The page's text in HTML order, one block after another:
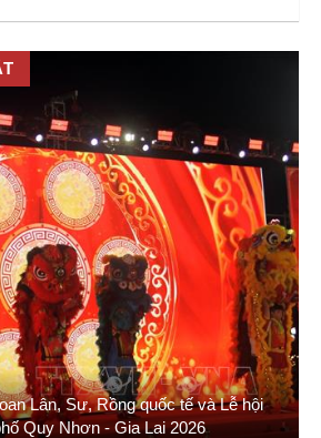
Lân, Sư, Rồng quốc tế và Lễ hội
Quy Nhơn - Gia Lai 2026